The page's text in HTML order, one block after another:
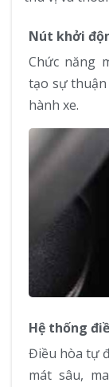
Nút khởi
Chức năng
tạo sự
hành xe.
Hệ thống
Điều hòa tự
mát sâu,